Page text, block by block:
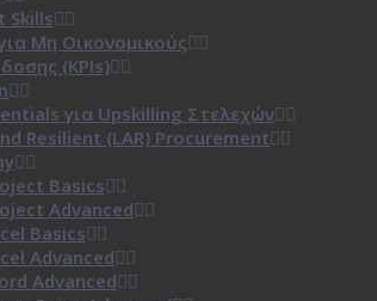
Skills
Μη Οικονομικούς
(KPIs)
για Upskilling Στελεχών
Resilient (LAR) Procurement
Basics
Advanced
Basics
Advanced
Advanced